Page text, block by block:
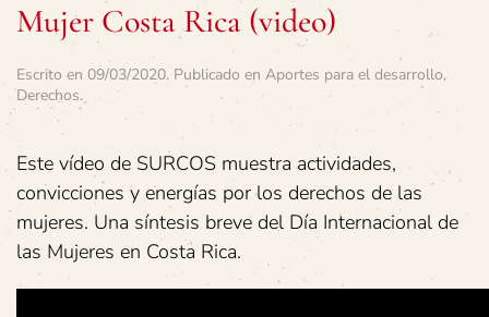
Mujer Costa Rica (video)
Escrito en 09/03/2020. Publicado en Aportes para el desarrollo,
Derechos.
Este vídeo de SURCOS muestra actividades,
convicciones y energías por los derechos de las
mujeres. Una síntesis breve del Día Internacional de
las Mujeres en Costa Rica.